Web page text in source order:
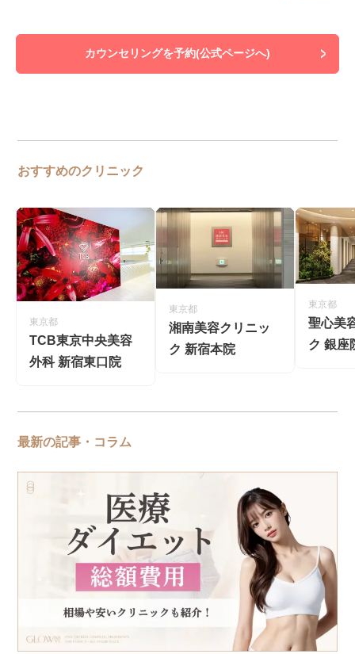
カウンセリングを予約(公式ページへ)
おすすめのクリニック
東京都
TCB東京中央美容
外科 新宿東口院
東京都
湘南美容クリニッ
ク 新宿本院
東京都
聖心美
ク 銀座
最新の記事・コラム